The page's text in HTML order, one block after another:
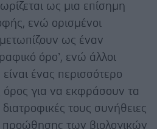
ως μια επίσημη
ενώ ορισμένοι
ως έναν
όρο’, ενώ άλλοι
είναι ένας περισσότερο
όρος για να εκφράσουν τα
τους συνήθειες
των βιολογικών